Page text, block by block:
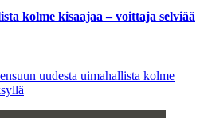
kolme kisaajaa – voittaja selviää
uudesta uimahallista kolme